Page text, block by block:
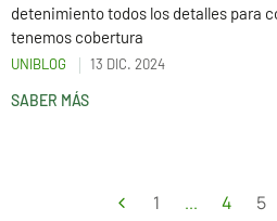
detenimiento todos los detalles para
tenemos cobertura
UNIBLOG 13 DIC. 2024
SABER MÁS
1 ... 4 5